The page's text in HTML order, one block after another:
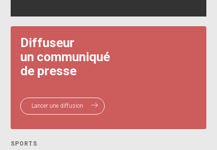
Diffuseur
un communiqué
de presse
Lancer une diffusion
SPORTS